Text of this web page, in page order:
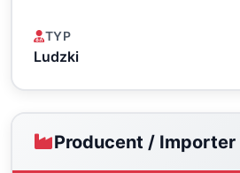
TYP
Ludzki
Producent / Importer